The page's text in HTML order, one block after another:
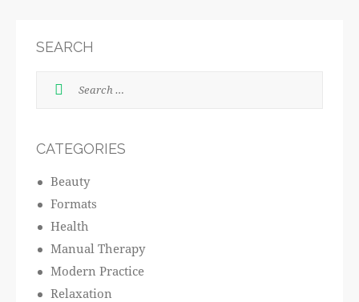
SEARCH
CATEGORIES
Beauty
Formats
Health
Manual Therapy
Modern Practice
Relaxation